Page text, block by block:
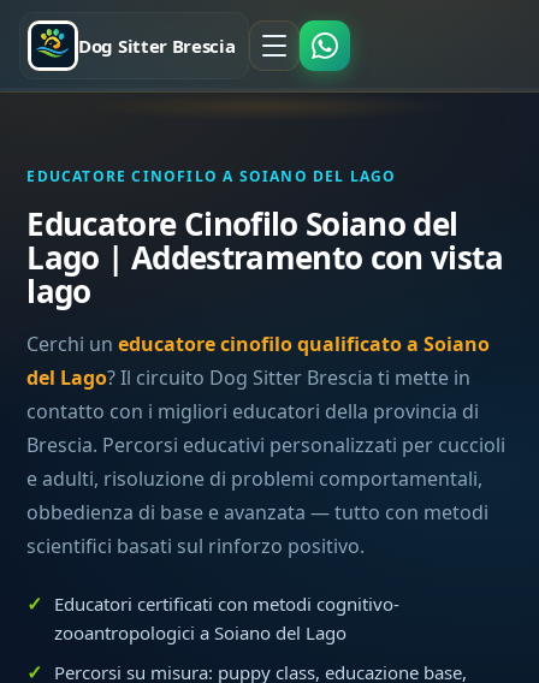
Dog Sitter Brescia
EDUCATORE CINOFILO A SOIANO DEL LAGO
Educatore Cinofilo Soiano del
Lago | Addestramento con vista
lago
Cerchi uneducatore cinofilo qualificato a Soiano
del Lago? Il circuito Dog Sitter Brescia ti mette in
contatto con i migliori educatori della provincia di
Brescia. Percorsi educativi personalizzati per cuccioli
e adulti, risoluzione di problemi comportamentali,
obbedienza di base e avanzata — tutto con metodi
scientifici basati sul rinforzo positivo.
Educatori certificati con metodi cognitivo-
zooantropologici a Soiano del Lago
Percorsi su misura: puppy class, educazione base,